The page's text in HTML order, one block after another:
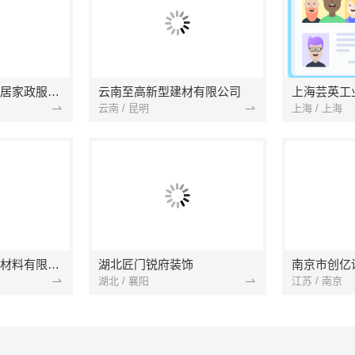
南京市浦口区好邻居家政服务中心 云南至高新型建材有限公司
云南 / 昆明
上海芸英
上海 / 上海
苏州兔哥哥智装新材料有限公司 湖北匠门锐府装饰
湖北 / 襄阳 江苏 / 南京